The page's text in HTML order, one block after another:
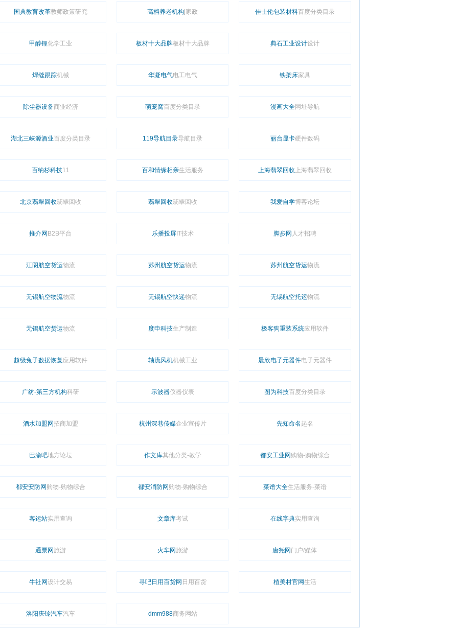
国典教育改革教师政策研究 高档养老机构j家政 佳士伦包装材料百度分类目录
甲醇锂化学工业 板材十大品牌板材十大品牌 典石工业设计设计
焊缝跟踪机械 华凝电气电工电气 铁架床家具
除尘器设备商业经济 萌宠窝百度分类目录 漫画大全网址导航
湖北三峡源酒业百度分类目录 119导航目录导航目录 丽台显卡硬件数码
百纳杉科技11 百和情缘相亲生活服务 上海翡翠回收 上海翡翠回收
北京翡翠回收翡翠回收 翡翠回收翡翠回收 我爱自学博客论坛
推介网 B2B平台 乐播投屏IT技术 脚步网 人才招聘
江阴航空货运物流 苏州航空货运物流 苏州航空货运物流
无锡航空物流物流 无锡航空快递物流 无锡航空托运物流
无锡航空货运物流 度申科技生产制造 极客狗重装系统应用软件
超级兔子数据恢复 应用软件 轴流风机机械工业 晨欣电子元器件电子元器件
广纺-第三方机构科研 示波器仪器仪表 图为科技百度分类目录
酒水加盟网招商加盟 杭州深巷传媒企业宣传片 先知命名 起名
巴渝吧地方论坛 作文库其他分类-教学 都安工业网 购物-购物综合
都安安防网 购物-购物综合 都安消防网 购物-购物综合 菜谱大全生活服务-菜谱
客运站实用查询 文章库考试 在线字典实用查询
通票网旅游 火车网旅游 唐尧网 门户/媒体
牛社网设计交易 寻吧日用百货网 日用百货 植美村官网生活
洛阳庆铃汽车汽车 dmm988商务网站